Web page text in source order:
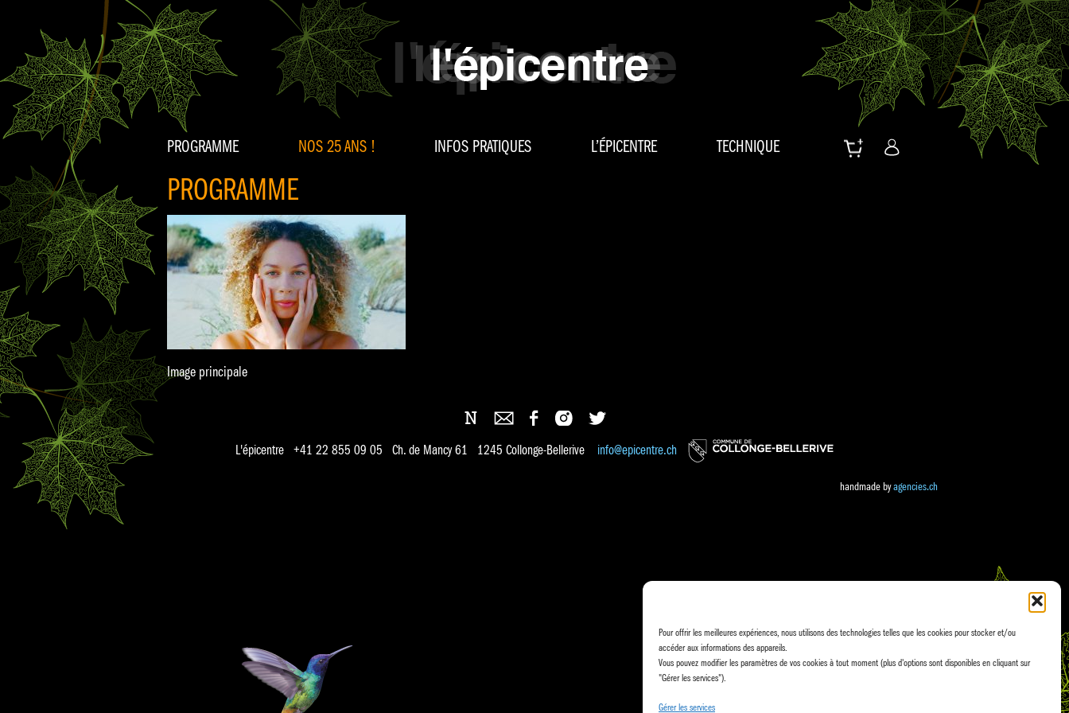
Pour offrir les meilleures expériences, nous utilisons des technologies telles que les cookies pour stocker et/ou
accéder aux informations des appareils.
Vous pouvez modifier les paramètres de vos cookies à tout moment (plus d'options sont disponibles en cliquant sur
"Gérer les services").
Gérer les services
PROGRAMME NOS 25 ANS ! INFOS PRATIQUES L’ÉPICENTRE TECHNIQUE
PROGRAMME
Image principale
L'épicentre +41 22 855 09 05 Ch. de Mancy 61 1245 Collonge-Bellerive info@epicentre.ch
handmade byagencies.ch